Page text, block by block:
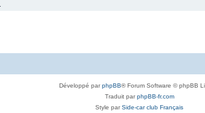
Développé parphpBB® Forum Software © phpBB
Traduit parphpBB-fr.com
Style parSide-car club Français